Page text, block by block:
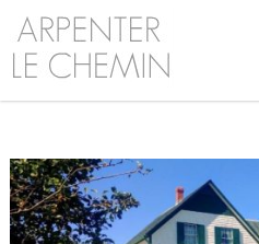
Skip
content
7 novembre 2021
Audrey